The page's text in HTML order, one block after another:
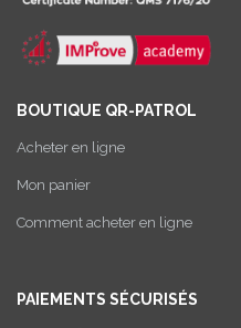
BOUTIQUE QR-PATROL
Acheter en ligne
Mon panier
Comment acheter en ligne
PAIEMENTS SÉCURISÉS